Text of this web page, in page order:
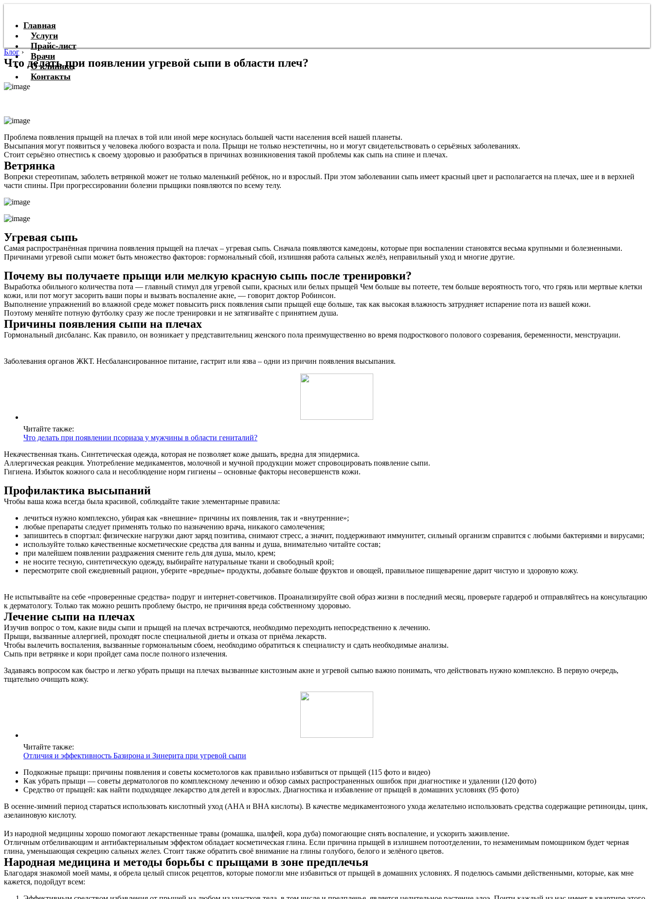
Главная
Услуги
Прайс-лист
Врачи
О клинике
Контакты
Блог ›
Что делать при появлении угревой сыпи в области плеч?
Проблема появления прыщей на плечах в той или иной мере коснулась большей части населения всей нашей планеты.
Высыпания могут появиться у человека любого возраста и пола. Прыщи не только неэстетичны, но и могут свидетельствовать о серьёзных заболеваниях.
Стоит серьёзно отнестись к своему здоровью и разобраться в причинах возникновения такой проблемы как сыпь на спине и плечах.
Ветрянка
Вопреки стереотипам, заболеть ветрянкой может не только маленький ребёнок, но и взрослый. При этом заболевании сыпь имеет красный цвет и располагается на плечах, шее и в верхней
части спины. При прогрессировании болезни прыщики появляются по всему телу.
Угревая сыпь
Самая распространённая причина появления прыщей на плечах – угревая сыпь. Сначала появляются камедоны, которые при воспалении становятся весьма крупными и болезненными.
Причинами угревой сыпи может быть множество факторов: гормональный сбой, излишняя работа сальных желёз, неправильный уход и многие другие.
Почему вы получаете прыщи или мелкую красную сыпь после тренировки?
Выработка обильного количества пота — главный стимул для угревой сыпи, красных или белых прыщей Чем больше вы потеете, тем больше вероятность того, что грязь или мертвые клетки
кожи, или пот могут засорить ваши поры и вызвать воспаление акне, — говорит доктор Робинсон.
Выполнение упражнений во влажной среде может повысить риск появления сыпи прыщей еще больше, так как высокая влажность затрудняет испарение пота из вашей кожи.
Поэтому меняйте потную футболку сразу же после тренировки и не затягивайте с принятием душа.
Причины появления сыпи на плечах
Гормональный дисбаланс. Как правило, он возникает у представительниц женского пола преимущественно во время подросткового полового созревания, беременности, менструации.
Заболевания органов ЖКТ. Несбалансированное питание, гастрит или язва – одни из причин появления высыпания.
Читайте также:
Что делать при появлении псориаза у мужчины в области гениталий?
Некачественная ткань. Синтетическая одежда, которая не позволяет коже дышать, вредна для эпидермиса.
Аллергическая реакция. Употребление медикаментов, молочной и мучной продукции может спровоцировать появление сыпи.
Гигиена. Избыток кожного сала и несоблюдение норм гигиены – основные факторы несовершенств кожи.
Профилактика высыпаний
Чтобы ваша кожа всегда была красивой, соблюдайте такие элементарные правила:
лечиться нужно комплексно, убирая как «внешние» причины их появления, так и «внутренние»;
любые препараты следует применять только по назначению врача, никакого самолечения;
запишитесь в спортзал: физические нагрузки дают заряд позитива, снимают стресс, а значит, поддерживают иммунитет, сильный организм справится с любыми бактериями и вирусами;
используйте только качественные косметические средства для ванны и душа, внимательно читайте состав;
при малейшем появлении раздражения смените гель для душа, мыло, крем;
не носите тесную, синтетическую одежду, выбирайте натуральные ткани и свободный крой;
пересмотрите свой ежедневный рацион, уберите «вредные» продукты, добавьте больше фруктов и овощей, правильное пищеварение дарит чистую и здоровую кожу.
Не испытывайте на себе «проверенные средства» подруг и интернет-советчиков. Проанализируйте свой образ жизни в последний месяц, проверьте гардероб и отправляйтесь на консультацию
к дерматологу. Только так можно решить проблему быстро, не причиняя вреда собственному здоровью.
Лечение сыпи на плечах
Изучив вопрос о том, какие виды сыпи и прыщей на плечах встречаются, необходимо переходить непосредственно к лечению.
Прыщи, вызванные аллергией, проходят после специальной диеты и отказа от приёма лекарств.
Чтобы вылечить воспаления, вызванные гормональным сбоем, необходимо обратиться к специалисту и сдать необходимые анализы.
Сыпь при ветрянке и кори пройдет сама после полного излечения.
Задаваясь вопросом как быстро и легко убрать прыщи на плечах вызванные кистозным акне и угревой сыпью важно понимать, что действовать нужно комплексно. В первую очередь,
тщательно очищать кожу.
Читайте также:
Отличия и эффективность Базирона и Зинерита при угревой сыпи
Подкожные прыщи: причины появления и советы косметологов как правильно избавиться от прыщей (115 фото и видео)
Как убрать прыщи — советы дерматологов по комплексному лечению и обзор самых распространенных ошибок при диагностике и удалении (120 фото)
Средство от прыщей: как найти подходящее лекарство для детей и взрослых. Диагностика и избавление от прыщей в домашних условиях (95 фото)
В осенне-зимний период стараться использовать кислотный уход (AHA и BHA кислоты). В качестве медикаментозного ухода желательно использовать средства содержащие ретиноиды, цинк,
азелаиновую кислоту.
Из народной медицины хорошо помогают лекарственные травы (ромашка, шалфей, кора дуба) помогающие снять воспаление, и ускорить заживление.
Отличным отбеливающим и антибактериальным эффектом обладает косметическая глина. Если причина прыщей в излишнем потоотделении, то незаменимым помощником будет черная
глина, уменьшающая секрецию сальных желез. Стоит также обратить своё внимание на глины голубого, белого и зелёного цветов.
Народная медицина и методы борьбы с прыщами в зоне предплечья
Благодаря знакомой моей мамы, я обрела целый список рецептов, которые помогли мне избавиться от прыщей в домашних условиях. Я поделюсь самыми действенными, которые, как мне
кажется, подойдут всем: